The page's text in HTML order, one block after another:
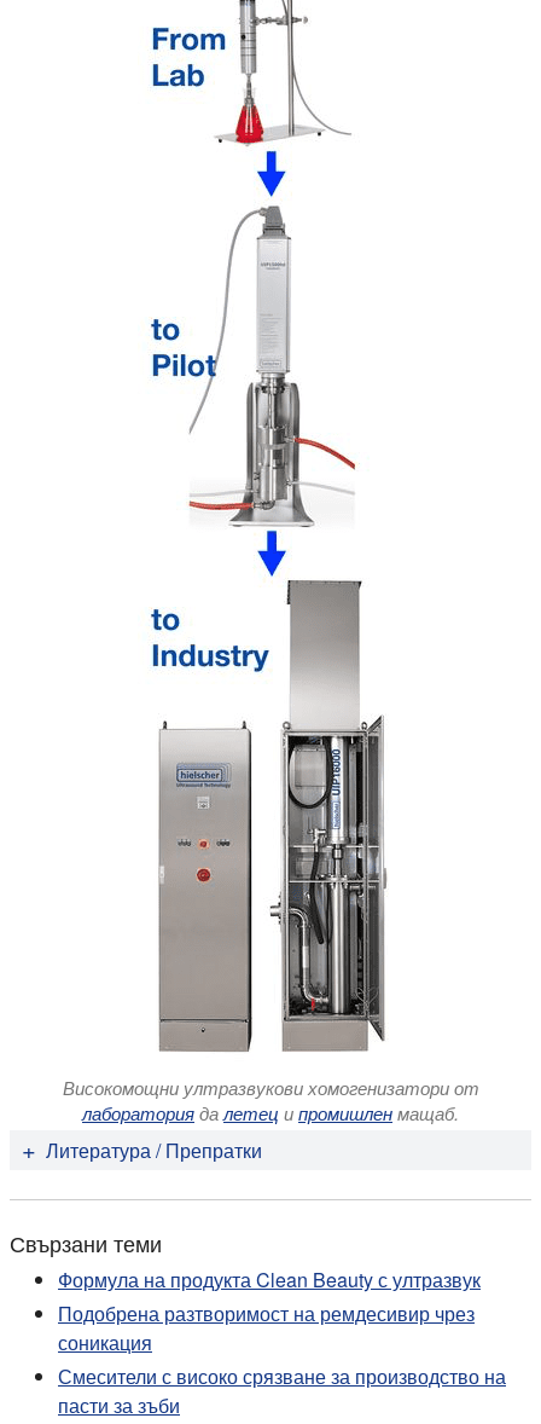
Високомощни ултразвукови хомогенизатори от
лабораториядалетец ипромишленмащаб.
Литература / Препратки
Concentrations Present in Hand Sanitizers Sharply
Reduce Excystation of Giardia and Entamoeba and
Eliminate Oral Infectivity of Giardia Cysts in Gerbils
Antimicrobial Agents and Chemotherapy 59(11), Nov.
2015. 6749–6754.
Kiran A. Ramisetty; R. Shyamsunder (2011): Effect of
Свързани теми
Формула на продукта Clean Beauty с ултразвук
Подобрена разтворимост на ремдесивир чрез
соникация
Смесители с високо срязване за производство на
пасти за зъби